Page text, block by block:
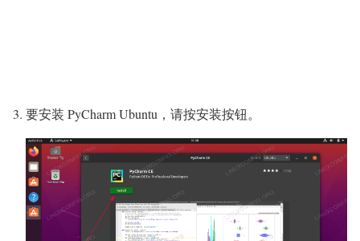
要安装 PyCharm Ubuntu，请按安装按钮。